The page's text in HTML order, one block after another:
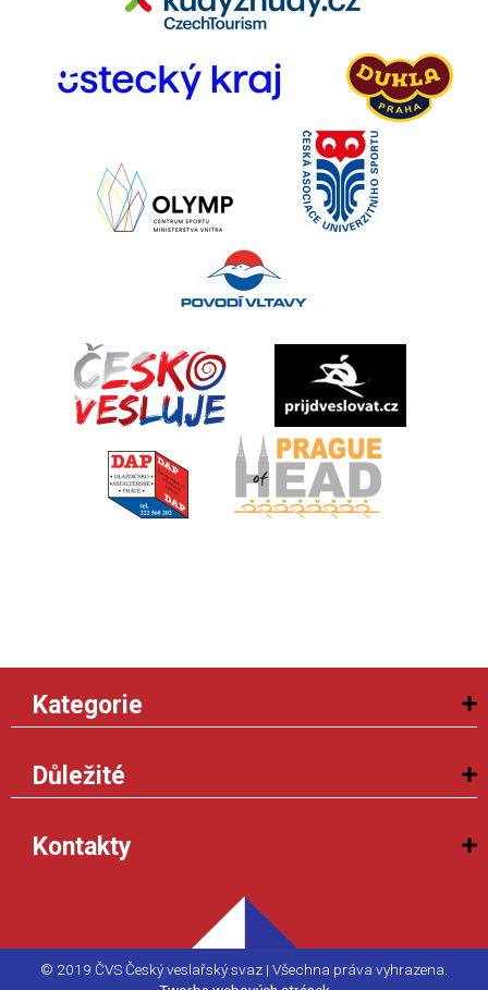
Kategorie
Důležité
Kontakty
© 2019 ČVS Český veslařský svaz | Všechna práva vyhrazena.